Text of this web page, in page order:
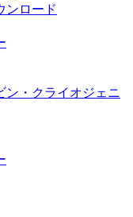
ンロード
ン・クライオジェニ